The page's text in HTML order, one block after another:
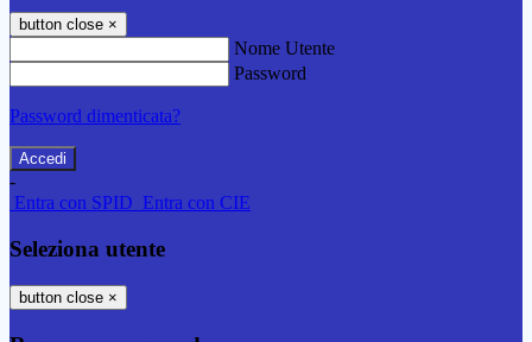
button close ×
Nome Utente
Password
Password dimenticata?
-
Entra con SPID Entra con CIE
Seleziona utente
button close ×